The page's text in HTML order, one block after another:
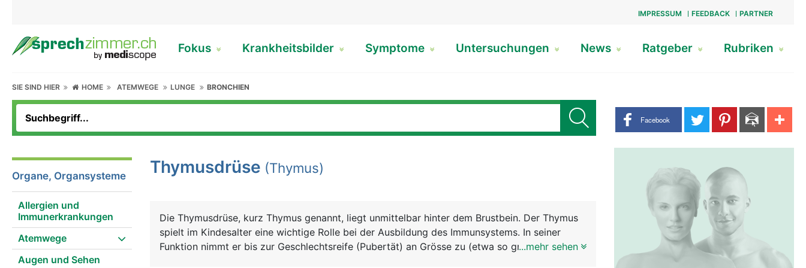
IMPRESSUM FEEDBACK PARTNER
Fokus Krankheitsbilder Symptome Untersuchungen News Ratgeber Rubriken
SIE SIND HIER HOME ATEMWEGE LUNGE BRONCHIEN
Share buttons
Facebook
Organe, Organsysteme
Allergien und
Immunerkrankungen
Atemwege
Augen und Sehen
Thymusdrüse (Thymus)
Die Thymusdrüse, kurz Thymus genannt, liegt unmittelbar hinter dem Brustbein. Der Thymus
spielt im Kindesalter eine wichtige Rolle bei der Ausbildung des Immunsystems. In seiner
Funktion nimmt er bis zur Geschlechtsreife (Pubertät) an Grösse zu (etwa so gross wie eine
...mehr sehen